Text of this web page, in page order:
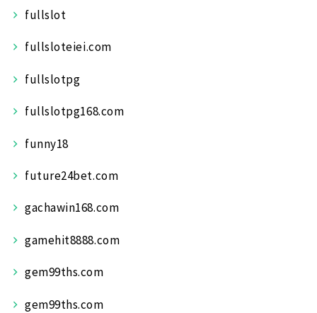
fullslot
fullsloteiei.com
fullslotpg
fullslotpg168.com
funny18
future24bet.com
gachawin168.com
gamehit8888.com
gem99ths.com
gem99ths.com